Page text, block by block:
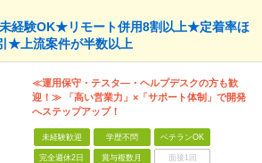
経験OK★リモート併用8割以上★定着率ほ
★上流案件が半数以上
≪運用保守・テスタ―・ヘルプデスクの方も歓
迎！≫ 「高い営業力」×「サポート体制」で開発
へステップアップ！
未経験歓迎 学歴不問 ベテランOK
完全週休2日 賞与複数月 面接1回